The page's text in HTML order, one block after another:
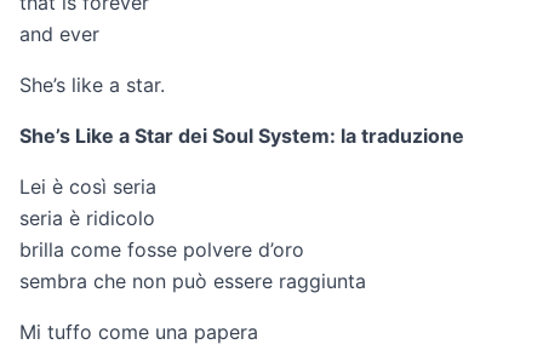
and ever
She’s like a star.
She’s Like a Star dei Soul System: la traduzione
Lei è così seria
seria è ridicolo
brilla come fosse polvere d’oro
sembra che non può essere raggiunta
Mi tuffo come una papera